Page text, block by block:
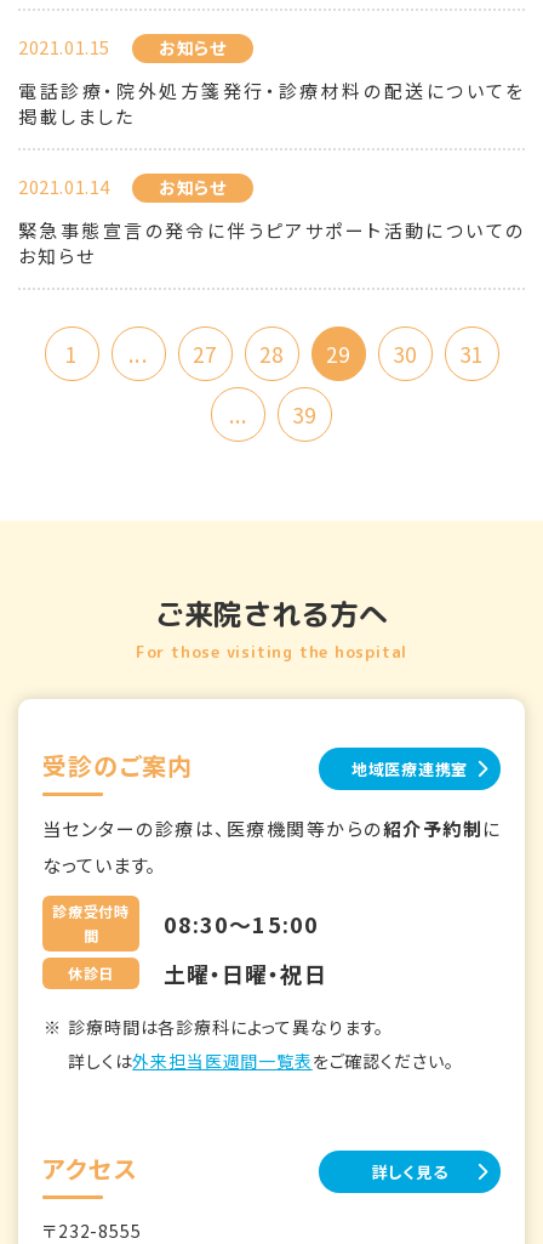
2021.01.15 お知らせ
電話診療・院外処方箋発行・診療材料の配送についてを
掲載しました
2021.01.14 お知らせ
緊急事態宣言の発令に伴うピアサポート活動についての
お知らせ
1 ... 27 28 29 30
31
...
39
ご来院される方へ
For those visiting the hospital
受診のご案内 地域医療連携室
当センターの診療は、医療機関等からの紹介予約制に
なっています。
診療受付時
間
08:30～15:00
休診日 土曜・日曜・祝日
診療時間は各診療科によって異なります。
詳しくは外来担当医週間一覧表をご確認ください。
アクセス 詳しく見る
〒232-8555